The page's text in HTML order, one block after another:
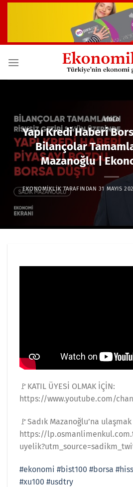
VIDEO
Yapı Kredi Haberi
Bilançolar
Mazanoğlu |
EKONOMIKLIKTARAFINDAN 31 MAYIS
🚩KATIL ÜYESİ OLMAK İÇİN:
https://www.youtube.com/
🚩Sadık Mazanoğlu’na
https://
#ekonomi #bist100 #borsa
#xu100 #usdtry